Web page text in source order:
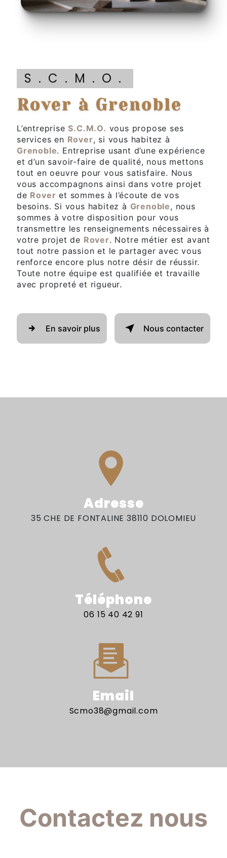
S.C.M.O.
Rover à Grenoble
L’entrepriseS.C.M.O. vous propose ses
services en Rover, si vous habitez à
Grenoble. Entreprise usant d’une expérience
et d’un savoir-faire de qualité, nous mettons
tout en oeuvre pour vous satisfaire. Nous
vous accompagnons ainsi dans votre projet
de Rover et sommes à l’écoute de vos
besoins. Si vous habitez à Grenoble, nous
sommes à votre disposition pour vous
transmettre les renseignements nécessaires à
votre projet de Rover. Notre métier est avant
tout notre passion et le partager avec vous
renforce encore plus notre désir de réussir.
Toute notre équipe est qualifiée et travaille
avec propreté et rigueur.
En savoir plus Nous contacter
Adresse
35 CHE DE FONTALINE 38110 DOLOMIEU
Téléphone
06 15 40 42 91
Email
scmo38@gmail.com
Contactez nous